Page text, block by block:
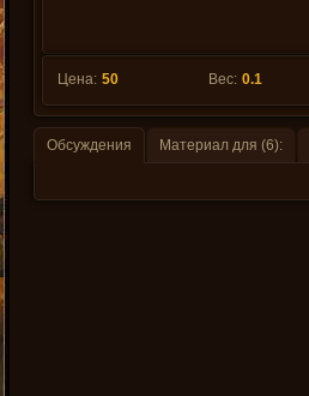
Цена: 50 Вес: 0.1
Обсуждения Материал для (6):